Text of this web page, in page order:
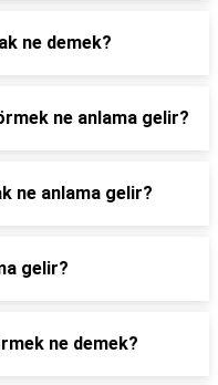
ne demek?
ne anlama gelir?
ne anlama gelir?
gelir?
ne demek?